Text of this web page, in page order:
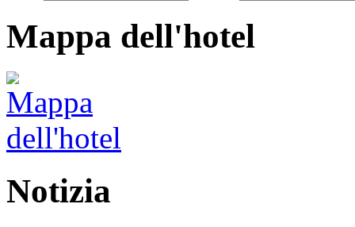
Mappa dell'hotel
Notizia